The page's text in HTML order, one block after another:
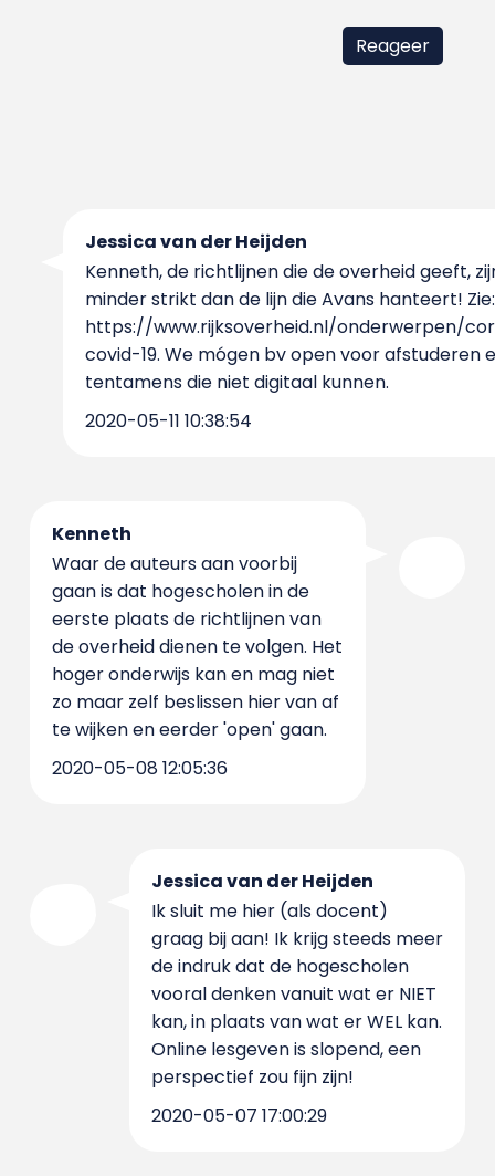
Jessica van der Heijden
Kenneth, de richtlijnen die de overheid geeft,
minder strikt dan de lijn die Avans hanteert! Zie:
https://www.rijksoverheid.nl/onderwerpen/
covid-19. We mógen bv open voor afstuderen
tentamens die niet digitaal kunnen.
2020-05-11 10:38:54
Kenneth
Waar de auteurs aan voorbij
gaan is dat hogescholen in de
eerste plaats de richtlijnen van
de overheid dienen te volgen. Het
hoger onderwijs kan en mag niet
zo maar zelf beslissen hier van af
te wijken en eerder 'open' gaan.
2020-05-08 12:05:36
Jessica van der Heijden
Ik sluit me hier (als docent)
graag bij aan! Ik krijg steeds meer
de indruk dat de hogescholen
vooral denken vanuit wat er NIET
kan, in plaats van wat er WEL kan.
Online lesgeven is slopend, een
perspectief zou fijn zijn!
2020-05-07 17:00:29